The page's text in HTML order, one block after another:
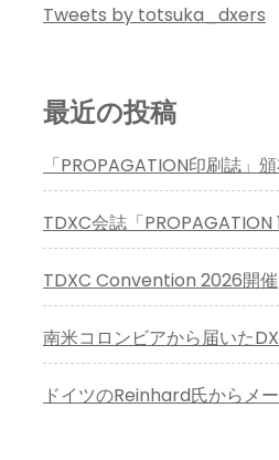
Tweets by totsuka_dxers
最近の投稿
「PROPAGATION印刷誌」
TDXC会誌「
TDXC Convention 2026開催
南米コロンビアから届いた
ドイツのReinhard氏からメー